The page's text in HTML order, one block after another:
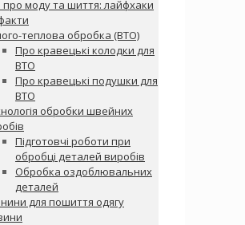
про моду та шиття: лайфхаки
теплова обробка (ВТО)
Про кравецькі колодки для
ВТО
Про кравецькі подушки для
ВТО
обробки швейних
Підготовчі роботи при
обробці деталей виробів
Обробка оздоблювальних
деталей
для пошиття одягу